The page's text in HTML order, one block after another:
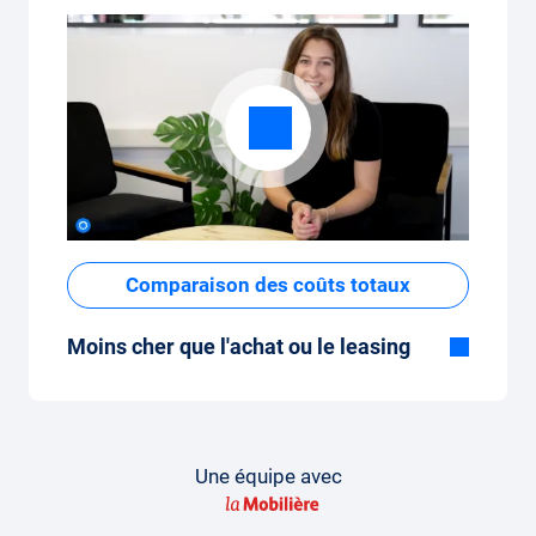
Comparaison des coûts totaux
Moins cher que l'achat ou le leasing
par rapport au leasing ou à l'achat d'une
Une équipe avec